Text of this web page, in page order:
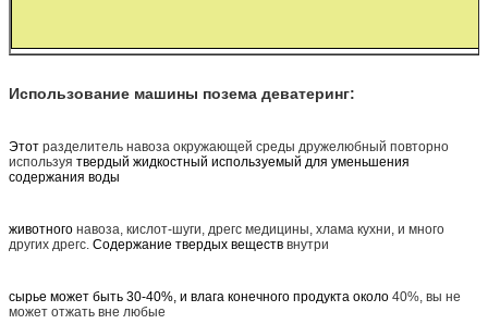
Использование машины позема деватеринг:
Этот разделитель навоза окружающей среды дружелюбный повторно
используя твердый жидкостный используемый для уменьшения
содержания воды
животного навоза, кислот-шуги, дрегс медицины, хлама кухни, и много
других дрегс. Содержание твердых веществ внутри
сырье может быть 30-40%, и влага конечного продукта около 40%, вы не
может отжать вне любые